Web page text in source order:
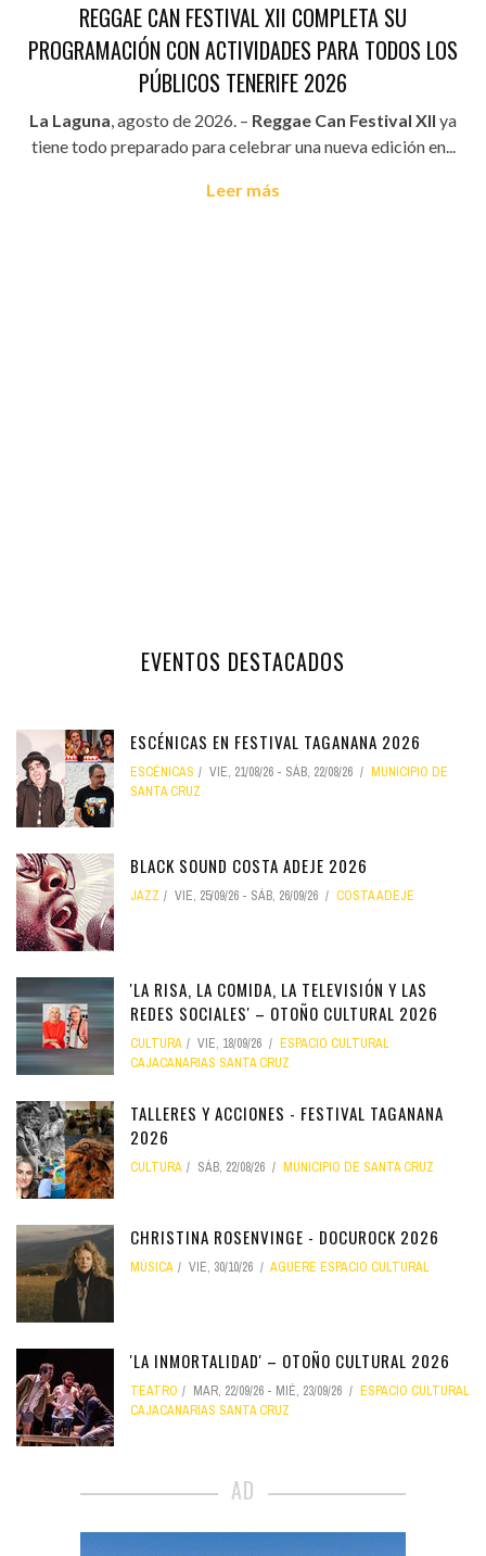
REGGAE CAN FESTIVAL XII COMPLETA SU
PROGRAMACIÓN CON ACTIVIDADES PARA TODOS LOS
PÚBLICOS TENERIFE 2026
La Laguna, agosto de 2026. – Reggae Can Festival XII ya
tiene todo preparado para celebrar una nueva edición en...
Leer más
EVENTOS DESTACADOS
ESCÉNICAS EN FESTIVAL TAGANANA 2026
ESCÉNICAS VIE, 21/08/26 - SÁB, 22/08/26
MUNICIPIO DE
SANTA CRUZ
BLACK SOUND COSTA ADEJE 2026
JAZZ VIE, 25/09/26 - SÁB, 26/09/26 COSTA ADEJE
'LA RISA, LA COMIDA, LA TELEVISIÓN Y LAS
REDES SOCIALES' – OTOÑO CULTURAL 2026
CULTURA VIE, 18/09/26
ESPACIO CULTURAL
CAJACANARIAS SANTA CRUZ
TALLERES Y ACCIONES - FESTIVAL TAGANANA
2026
CULTURA SÁB, 22/08/26 MUNICIPIO DE SANTA CRUZ
CHRISTINA ROSENVINGE - DOCUROCK 2026
MÚSICA VIE, 30/10/26 AGUERE ESPACIO CULTURAL
'LA INMORTALIDAD' – OTOÑO CULTURAL 2026
TEATRO MAR, 22/09/26 - MIÉ, 23/09/26
ESPACIO CULTURAL
CAJACANARIAS SANTA CRUZ
AD